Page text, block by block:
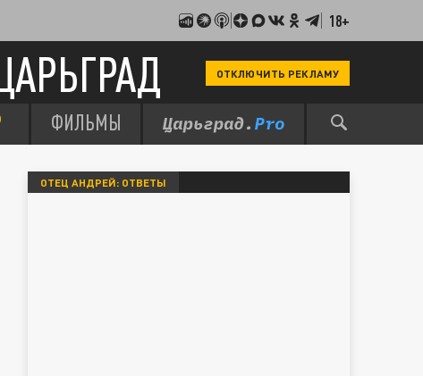
18+
ОТКЛЮЧИТЬ РЕКЛАМУ
ФИЛЬМЫ
ОТЕЦ АНДРЕЙ: ОТВЕТЫ